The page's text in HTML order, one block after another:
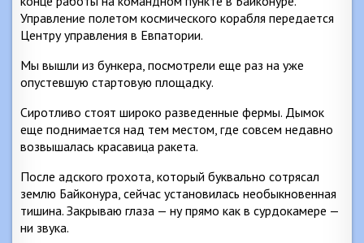
Управление полетом космического корабля передается
Центру управления в Евпатории.
Мы вышли из бункера, посмотрели еще раз на уже
опустевшую стартовую площадку.
Сиротливо стоят широко разведенные фермы. Дымок
еще поднимается над тем местом, где совсем недавно
возвышалась красавица ракета.
После адского грохота, который буквально сотрясал
землю Байконура, сейчас установилась необыкновенная
тишина. Закрываю глаза — ну прямо как в сурдокамере —
ни звука.